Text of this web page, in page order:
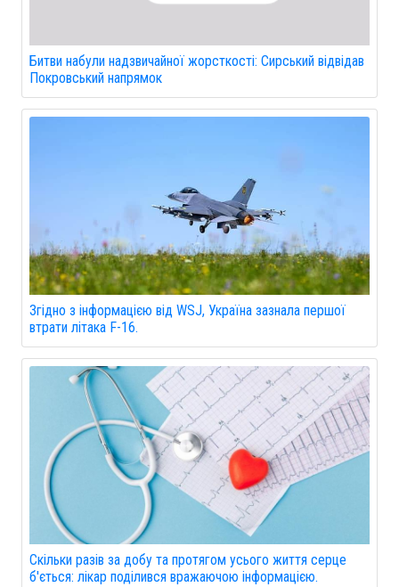
Битви набули надзвичайної жорсткості: Сирський відвідав
Покровський напрямок
Згідно з інформацією від WSJ, Україна зазнала першої
втрати літака F-16.
Скільки разів за добу та протягом усього життя серце
б'ється: лікар поділився вражаючою інформацією.